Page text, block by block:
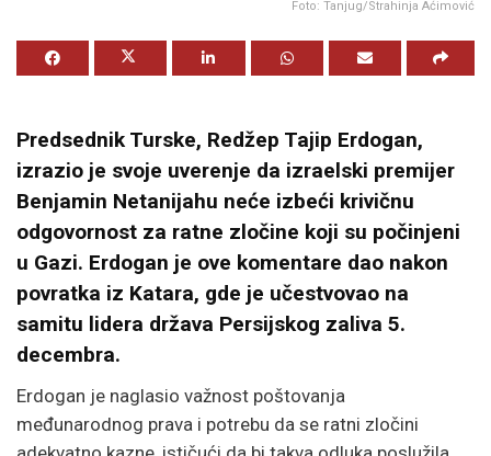
Foto: Tanjug/Strahinja Aćimović
Predsednik Turske, Redžep Tajip Erdogan,
izrazio je svoje uverenje da izraelski premijer
Benjamin Netanijahu neće izbeći krivičnu
odgovornost za ratne zločine koji su počinjeni
u Gazi. Erdogan je ove komentare dao nakon
povratka iz Katara, gde je učestvovao na
samitu lidera država Persijskog zaliva 5.
decembra.
Erdogan je naglasio važnost poštovanja
međunarodnog prava i potrebu da se ratni zločini